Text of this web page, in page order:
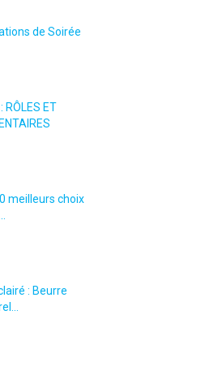
de Soirée
RÔLES ET
meilleurs choix
: Beurre